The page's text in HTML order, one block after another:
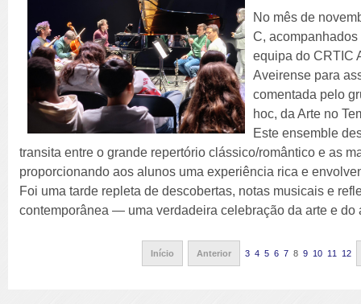
No mês de
C,
equipa do CRTIC
Aveirense para
comentada pelo
hoc, da Arte no
Este ensemble
transita entre o grande repertório clássico/romântico e as
proporcionando aos alunos uma experiência rica e
Foi uma tarde repleta de descobertas, notas musicais e
contemporânea — uma verdadeira celebração da arte e do
Início Anterior 3 4 5 6 7 8 9 10 11 12